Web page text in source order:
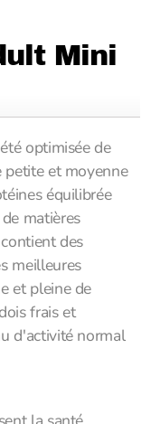
Mini
optimisée de
petite et moyenne
équilibrée
matières
des
meilleures
et pleine de
frais et
d'activité normal